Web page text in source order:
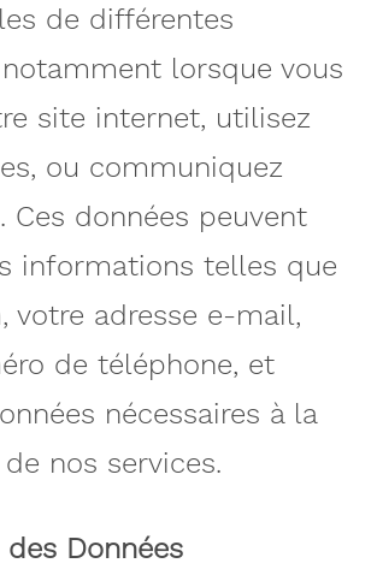
de différentes
lorsque vous
site internet, utilisez
ou communiquez
Ces données peuvent
informations telles que
votre adresse e-mail,
de téléphone, et
nécessaires à la
nos services.
Données